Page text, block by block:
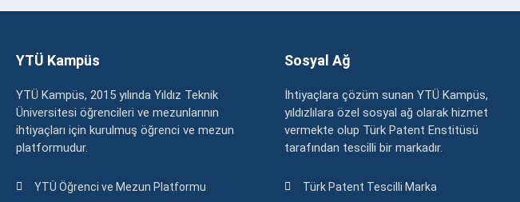
YTÜ Kampüs
YTÜ Kampüs, 2015 yılında Yıldız Teknik
Üniversitesi öğrencileri ve mezunlarının
ihtiyaçları için kurulmuş öğrenci ve mezun
platformudur.
YTÜ Öğrenci ve Mezun Platformu
Sosyal Ağ
İhtiyaçlara çözüm sunan YTÜ Kampüs,
yıldızlılara özel sosyal ağ olarak hizmet
vermekte olup Türk Patent Enstitüsü
tarafından tescilli bir markadır.
Türk Patent Tescilli Marka